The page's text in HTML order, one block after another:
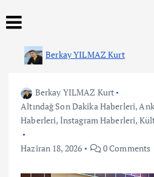
Berkay YILMAZ Kurt
Berkay YILMAZ Kurt
Altındağ Son Dakika Haberleri,
Haberleri, İnstagram Haberleri,
Haziran 18, 2026 0 Comments